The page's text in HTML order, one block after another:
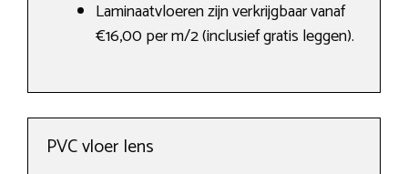
Laminaatvloeren zijn verkrijgbaar vanaf
€16,00 per m/2 (inclusief gratis leggen).
PVC vloer Iens